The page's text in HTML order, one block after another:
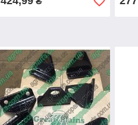
кріплення 812-012с